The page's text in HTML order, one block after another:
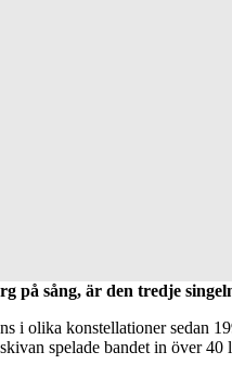
på sång, är den tredje
i olika konstellationer sedan
spelade bandet in över